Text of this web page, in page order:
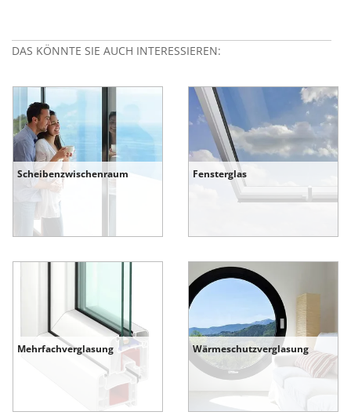
DAS KÖNNTE SIE AUCH INTERESSIEREN:
Scheibenzwischenraum Fensterglas
Mehrfachverglasung Wärmeschutzverglasung